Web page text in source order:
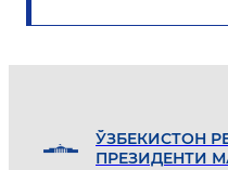
ЎЗБEКИСТОН
ПРEЗИДEНТИ